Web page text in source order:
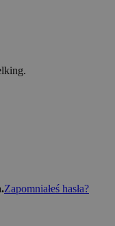
Zapomniałeś hasła?